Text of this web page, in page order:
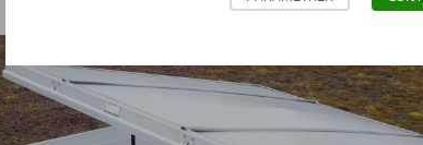
Des puits de lumière dans un cabinet d'architecte